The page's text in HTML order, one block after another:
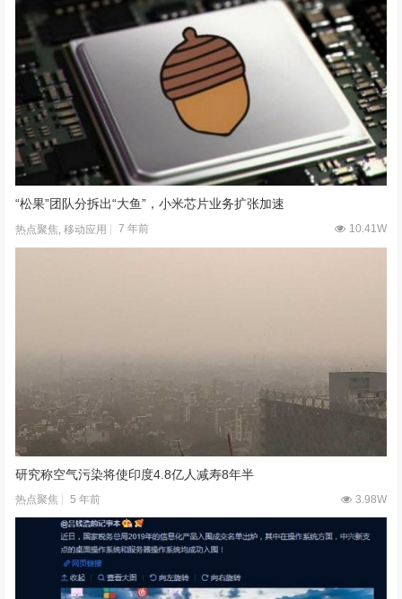
“松果”团队分拆出“大鱼”，小米芯片业务扩张加速
热点聚焦,移动应用 7 年前 10.41W
研究称空气污染将使印度4.8亿人减寿8年半
热点聚焦 5 年前 3.98W